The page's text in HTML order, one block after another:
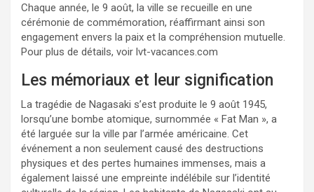
Chaque année, le 9 août, la ville se recueille en une
cérémonie de commémoration, réaffirmant ainsi son
engagement envers la paix et la compréhension mutuelle.
Pour plus de détails, voir lvt-vacances.com
Les mémoriaux et leur signification
La tragédie de Nagasaki s’est produite le 9 août 1945,
lorsqu’une bombe atomique, surnommée « Fat Man », a
été larguée sur la ville par l’armée américaine. Cet
événement a non seulement causé des destructions
physiques et des pertes humaines immenses, mais a
également laissé une empreinte indélébile sur l’identité